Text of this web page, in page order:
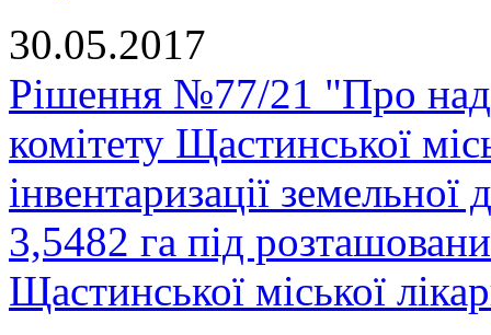
30.05.2017
Рішення №77/21 "Про
комітету Щастинської
інвентаризації
3,5482 га під
Щастинської міської